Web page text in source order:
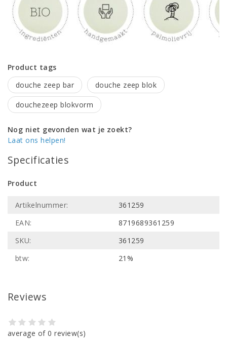
Product tags
douche zeep bar
douche zeep blok
douchezeep blokvorm
Nog niet gevonden wat je zoekt?
Laat ons helpen!
Specificaties
Product
Artikelnummer:
361259
EAN:
8719689361259
SKU:
361259
btw:
21%
Reviews
average of 0 review(s)